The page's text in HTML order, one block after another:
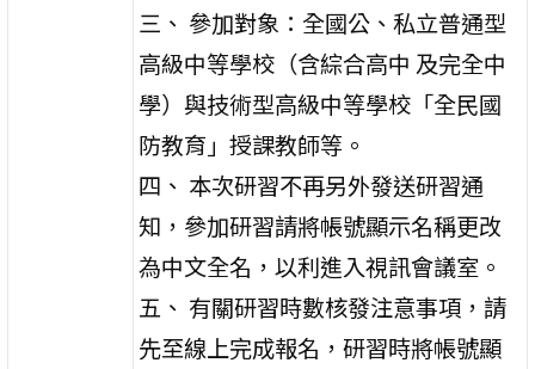
三、 參加對象：全國公、私立普通型
高級中等學校（含綜合高中 及完全中
學）與技術型高級中等學校「全民國
防教育」授課教師等。
四、 本次研習不再另外發送研習通
知，參加研習請將帳號顯示名稱更改
為中文全名，以利進入視訊會議室。
五、 有關研習時數核發注意事項，請
先至線上完成報名，研習時將帳號顯